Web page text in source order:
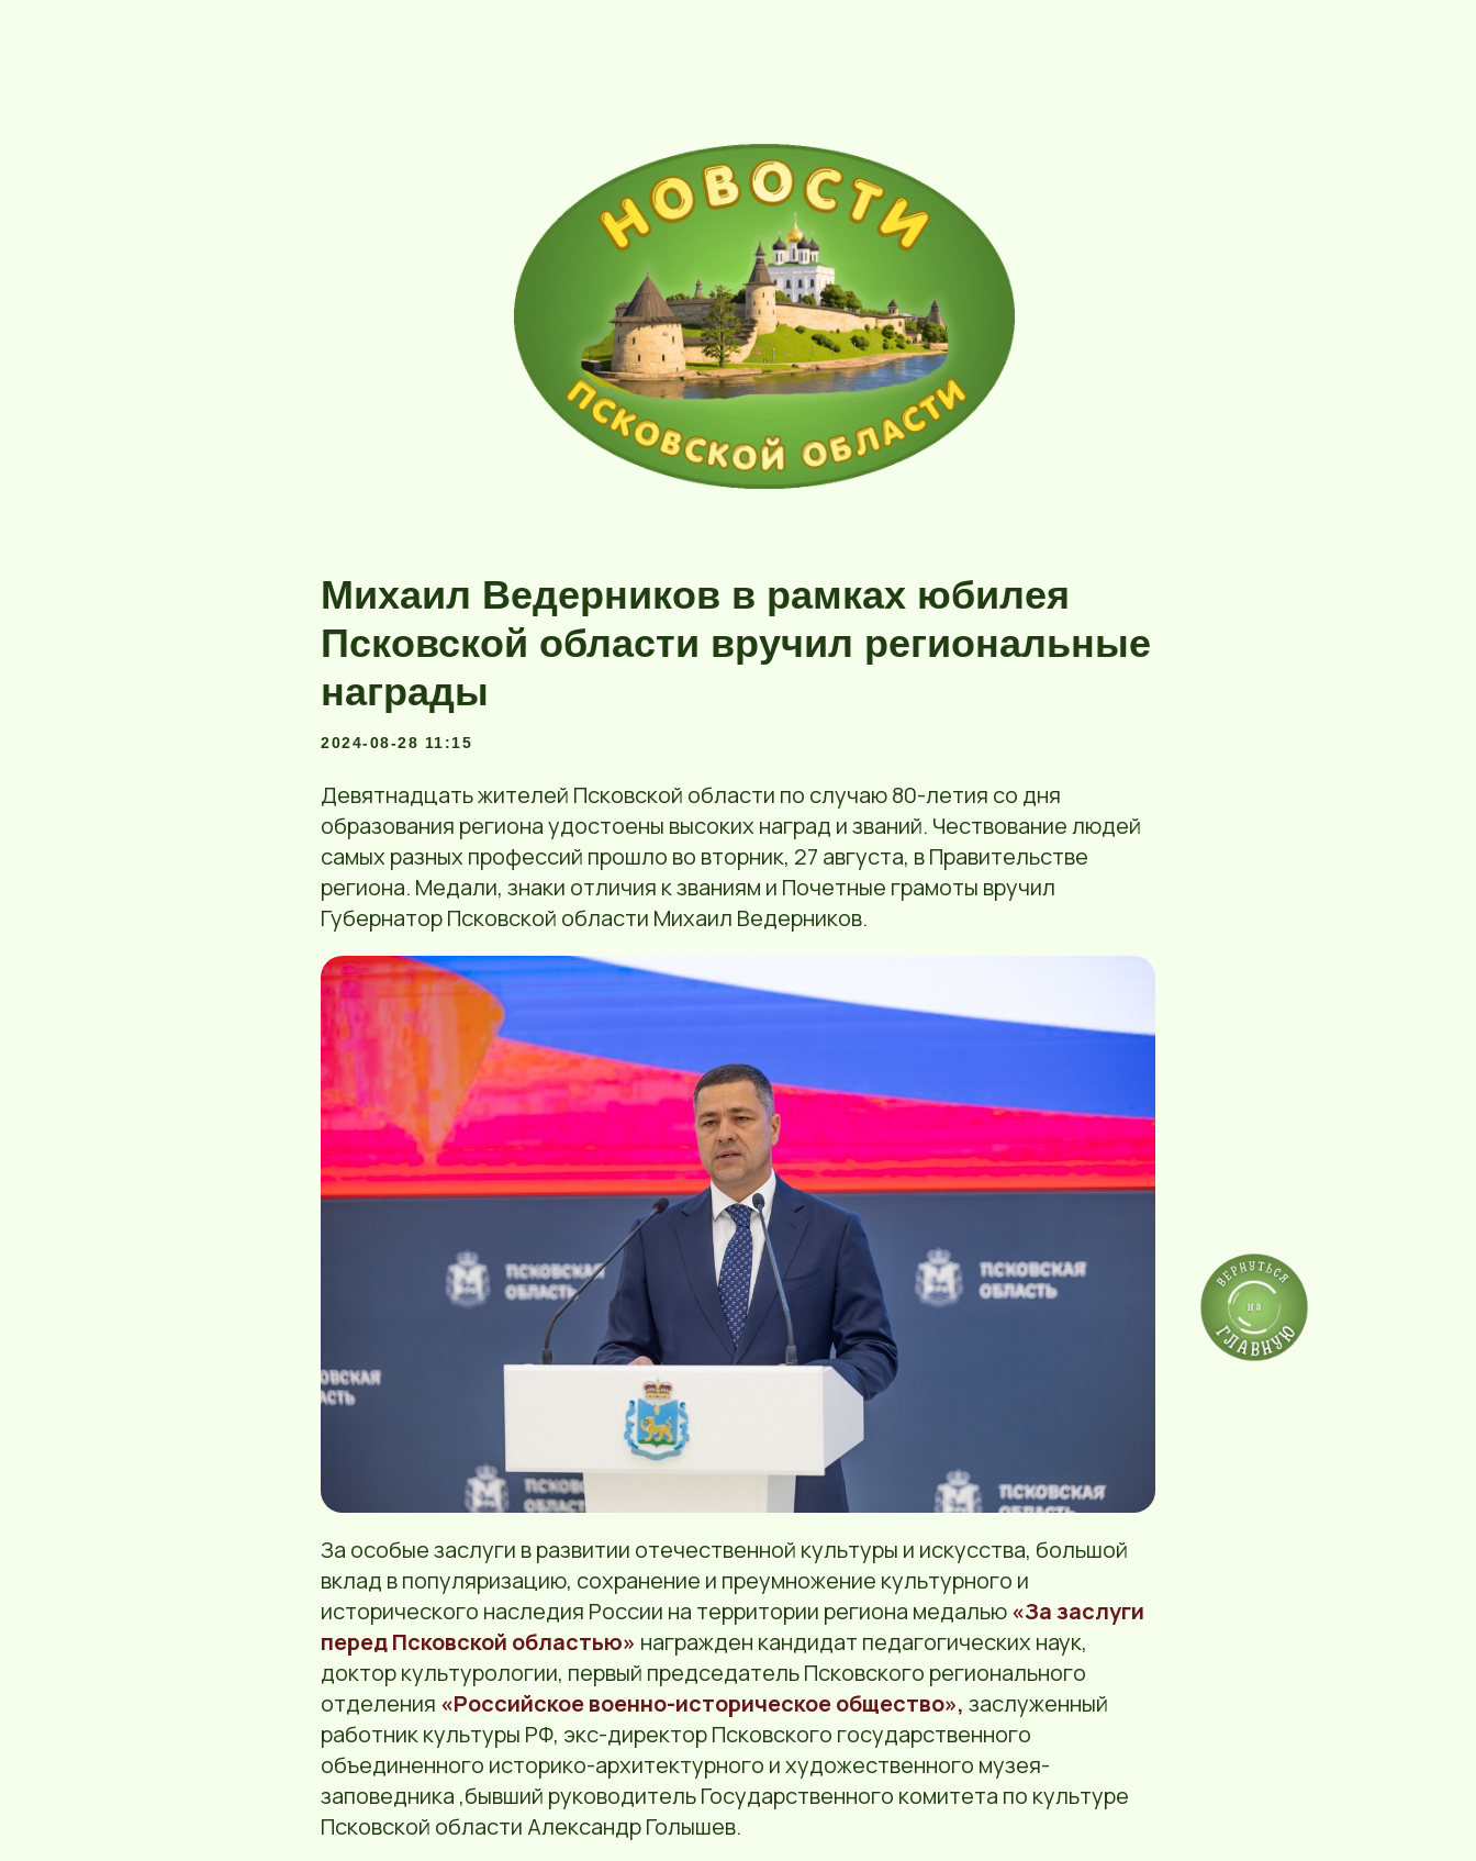
Михаил Ведерников в рамках юбилея
Псковской области вручил региональные
награды
2024-08-28 11:15
Девятнадцать жителей Псковской области по случаю 80-летия со дня
образования региона удостоены высоких наград и званий. Чествование людей
самых разных профессий прошло во вторник, 27 августа, в Правительстве
региона. Медали, знаки отличия к званиям и Почетные грамоты вручил
Губернатор Псковской области Михаил Ведерников.
За особые заслуги в развитии отечественной культуры и искусства, большой
вклад в популяризацию, сохранение и преумножение культурного и
исторического наследия России на территории региона медалью«За заслуги
перед Псковской областью» награжден кандидат педагогических наук,
доктор культурологии, первый председатель Псковского регионального
отделения «Российское военно-историческое общество», заслуженный
работник культуры РФ, экс-директор Псковского государственного
объединенного историко-архитектурного и художественного музея-
заповедника ,бывший руководитель Государственного комитета по культуре
Псковской области Александр Голышев.